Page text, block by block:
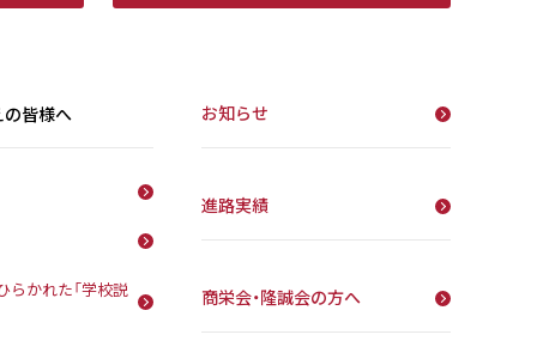
の皆様へ
らかれた「学校説
お知らせ
進路実績
商栄会・隆誠会の方へ